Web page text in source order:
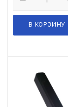
В КОРЗИНУ